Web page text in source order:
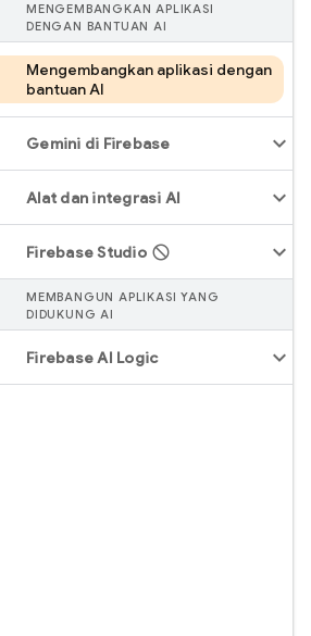
MENGEMBANGKAN APLIKASI
DENGAN BANTUAN AI
Mengembangkan aplikasi dengan
bantuan AI
Gemini di Firebase
Alat dan integrasi AI
Firebase Studio
MEMBANGUN APLIKASI YANG
DIDUKUNG AI
Firebase AI Logic